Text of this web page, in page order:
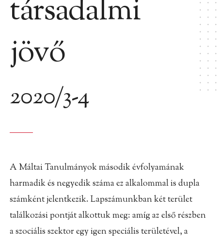
társadalmi
jövő
2020/3-4
A Máltai Tanulmányok második évfolyamának
harmadik és negyedik száma ez alkalommal is dupla
számként jelentkezik. Lapszámunkban két terület
találkozási pontját alkottuk meg: amíg az első részben
a szociális szektor egy igen speciális területével, a